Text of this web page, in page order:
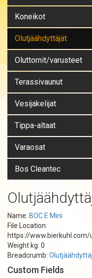
Koneikot
Olutjäähdyttäjät
Oluttornit/varusteet
Terassivaunut
Vesijakelijat
Tippa-altaat
Varaosat
Bos Cleantec
Name: BOC E Mini
File Location:
https://
Weight kg: 0
Breadcrumb:
Custom Fields